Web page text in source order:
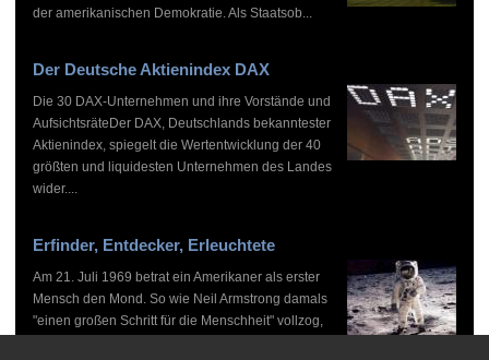
der amerikanischen Demokratie. Als Staatsob...
Der Deutsche Aktienindex DAX
Die 30 DAX-Unternehmen und ihre Vorstände und
AufsichtsräteDer DAX, Deutschlands bekanntester
Aktienindex, spiegelt die Wertentwicklung der 40
größten und liquidesten Unternehmen des Landes
wider....
Erfinder, Entdecker, Erleuchtete
Am 21. Juli 1969 betrat ein Amerikaner als erster
Mensch den Mond. So wie Neil Armstrong damals
"einen großen Schritt für die Menschheit" vollzog,